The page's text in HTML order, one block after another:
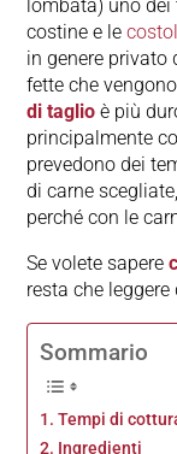
lombata) uno
costine e le
in genere privato
fette che
di taglio è più
principalmente
prevedono dei
di carne
perché con le
Se volete sapere
resta che
Sommario
Tempi di
Ingredienti